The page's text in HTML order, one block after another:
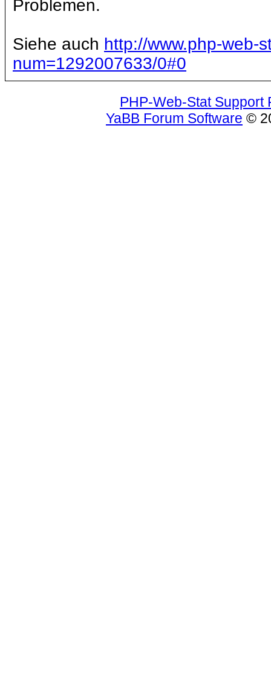
Problemen.
Siehe auch http://www.php-web-
num=1292007633/0#0
PHP-Web-Stat Support
YaBB Forum Software ©